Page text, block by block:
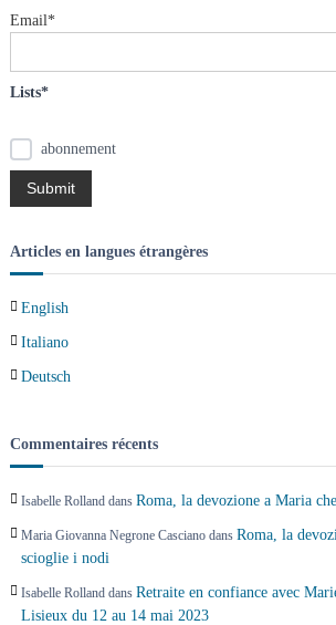
e
r
Email*
Lists*
abonnement
Articles en langues étrangères
English
Italiano
Deutsch
Commentaires récents
Isabelle Rollanddans Roma, la devozione a Maria
Maria Giovanna Negrone Cascianodans Roma, la
scioglie i nodi
Isabelle Rollanddans Retraite en confiance avec
Lisieux du 12 au 14 mai 2023